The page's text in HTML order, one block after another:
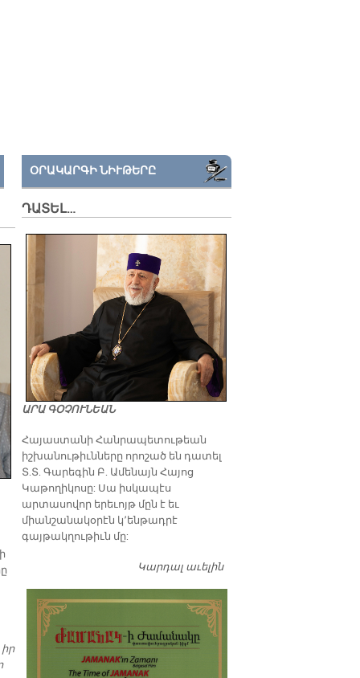
ՕՐԱԿԱՐԳԻ ՆԻՒԹԵՐԸ
ԴԱՏԵԼ…
ԱՐԱ ԳՕՉՈՒՆԵԱՆ
​Հայաստանի Հանրապետութեան
իշխանութիւնները որոշած են դատել
Տ.Տ. Գարեգին Բ. Ամենայն Հայոց
Կաթողիկոսը: Սա իսկապէս
արտասովոր երեւոյթ մըն է եւ
միանշանակօրէն կ՚ենթադրէ
գայթակղութիւն մը:
Կարդալ աւելինԴատել…